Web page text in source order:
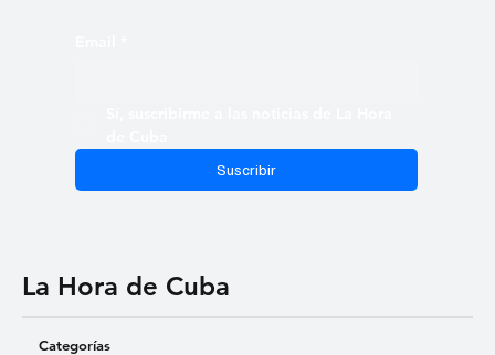
Suscribir
La Hora de Cuba
Categorías